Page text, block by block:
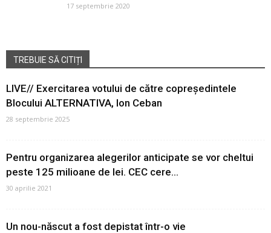
17 septembrie 2020
TREBUIE SĂ CITIȚI
LIVE// Exercitarea votului de către copreședintele
Blocului ALTERNATIVA, Ion Ceban
28 septembrie 2025
Pentru organizarea alegerilor anticipate se vor cheltui
peste 125 milioane de lei. CEC cere...
30 aprilie 2021
Un nou-născut a fost depistat într-o vie